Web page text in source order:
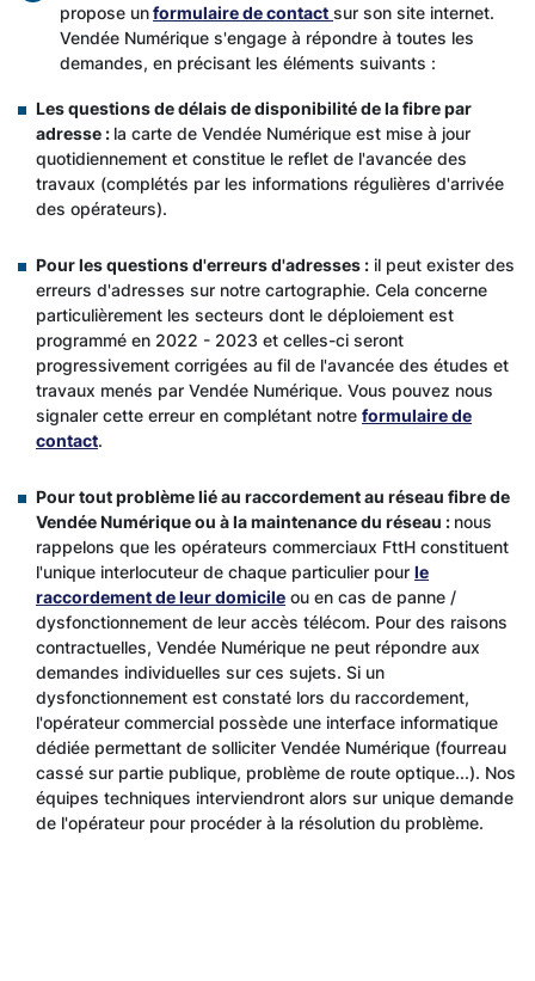
propose unformulaire de contact sur son site internet.
Vendée Numérique s'engage à répondre à toutes les
demandes, en précisant les éléments suivants :
Les questions de délais de disponibilité de la fibre par
adresse : la carte de Vendée Numérique est mise à jour
quotidiennement et constitue le reflet de l'avancée des
travaux (complétés par les informations régulières d'arrivée
des opérateurs).
Pour les questions d'erreurs d'adresses : il peut exister des
erreurs d'adresses sur notre cartographie. Cela concerne
particulièrement les secteurs dont le déploiement est
programmé en 2022 - 2023 et celles-ci seront
progressivement corrigées au fil de l'avancée des études et
travaux menés par Vendée Numérique. Vous pouvez nous
signaler cette erreur en complétant notre formulaire de
contact.
Pour tout problème lié au raccordement au réseau fibre de
Vendée Numérique ou à la maintenance du réseau : nous
rappelons que les opérateurs commerciaux FttH constituent
l'unique interlocuteur de chaque particulier pour le
raccordement de leur domicile ou en cas de panne /
dysfonctionnement de leur accès télécom. Pour des raisons
contractuelles, Vendée Numérique ne peut répondre aux
demandes individuelles sur ces sujets. Si un
dysfonctionnement est constaté lors du raccordement,
l'opérateur commercial possède une interface informatique
dédiée permettant de solliciter Vendée Numérique (fourreau
cassé sur partie publique, problème de route optique...). Nos
équipes techniques interviendront alors sur unique demande
de l'opérateur pour procéder à la résolution du problème. ​